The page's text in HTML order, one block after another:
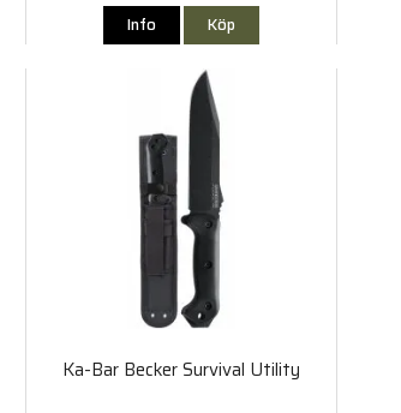
Info Köp
Ka-Bar Becker Survival Utility